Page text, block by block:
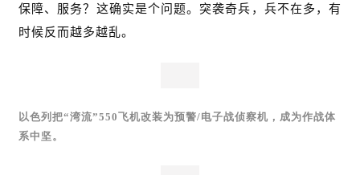
保障、服务？这确实是个问题。突袭奇兵，兵不在多，有
时候反而越多越乱。
以色列把“湾流”550飞机改装为预警/电子战侦察机，成为作战体
系中坚。